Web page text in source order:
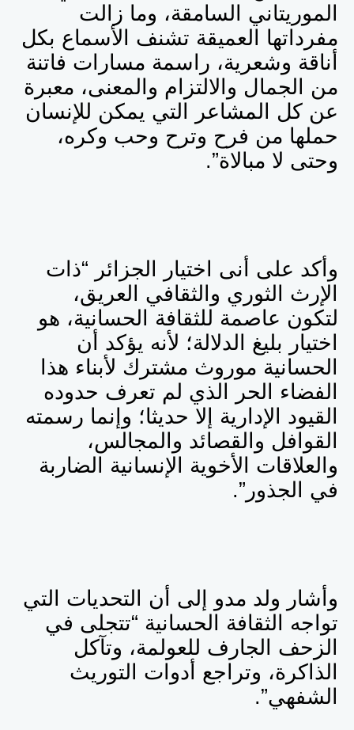
الموريتاني السامقة، وما زالت
مفرداتها العميقة تشنف الأسماع بكل
أناقة وشعرية، راسمة مسارات فاتنة
من الجمال والالتزام والمعنى، معبرة
عن كل المشاعر التي يمكن للإنسان
حملها من فرح وترح وحب وكره،
وحتى لا مبالاة”.
وأكد على أنى اختيار الجزائر “ذات
الإرث الثوري والثقافي العريق،
لتكون عاصمة للثقافة الحسانية، هو
اختيار بليغ الدلالة؛ لأنه يؤكد أن
الحسانية موروث مشترك لأبناء هذا
الفضاء الحر الذي لم تعرف حدوده
القيود الإدارية إلا حديثا؛ وإنما رسمته
القوافل والقصائد والمجالس،
والعلاقات الأخوية الإنسانية الضاربة
في الجذور”.
وأشار ولد مدو إلى
أن التحديات التي
تواجه الثقافة الحسانية “تتجلى في
الزحف الجارف للعولمة، وتآكل
الذاكرة، وتراجع أدوات التوريث
الشفهي”.